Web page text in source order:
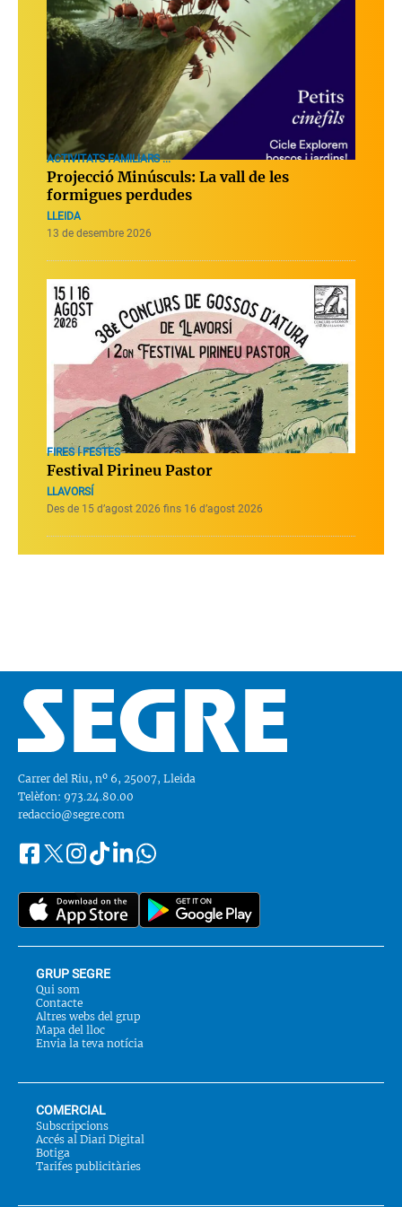
ACTIVITATS FAMILIARS ...
Projecció Minúsculs: La vall de les
formigues perdudes
LLEIDA
13 de desembre 2026
FIRES I FESTES
Festival Pirineu Pastor
LLAVORSÍ
Des de 15 d’agost 2026 fins 16 d’agost 2026
Carrer del Riu, nº 6, 25007, Lleida
Telèfon: 973.24.80.00
redaccio@segre.com
Segueix-
a::
FacebookInstagram
TiktokLinkedinWhatsapp
GRUP SEGRE
Qui som
Contacte
Altres webs del grup
Mapa del lloc
Envia la teva notícia
COMERCIAL
Subscripcions
Accés al Diari Digital
Botiga
Tarifes publicitàries